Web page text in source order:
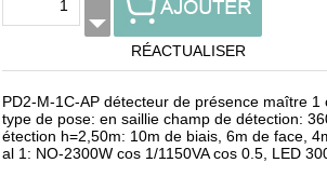
RÉACTUALISER
PD2-M-1C-AP détecteur de présence maître 1
type de pose: en saillie champ de détection:
étection h=2,50m: 10m de biais, 6m de face,
al 1: NO-2300W cos 1/1150VA cos 0.5, LED